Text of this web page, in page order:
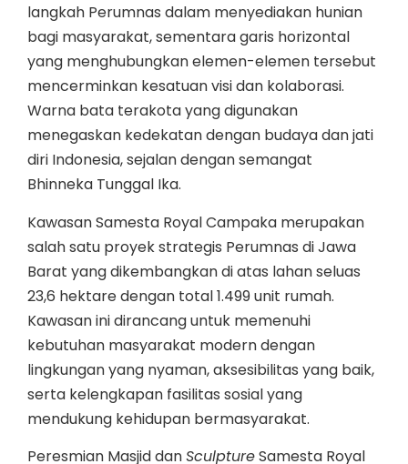
langkah Perumnas dalam menyediakan hunian
bagi masyarakat, sementara garis horizontal
yang menghubungkan elemen-elemen tersebut
mencerminkan kesatuan visi dan kolaborasi.
Warna bata terakota yang digunakan
menegaskan kedekatan dengan budaya dan jati
diri Indonesia, sejalan dengan semangat
Bhinneka Tunggal Ika.
Kawasan Samesta Royal Campaka merupakan
salah satu proyek strategis Perumnas di Jawa
Barat yang dikembangkan di atas lahan seluas
23,6 hektare dengan total 1.499 unit rumah.
Kawasan ini dirancang untuk memenuhi
kebutuhan masyarakat modern dengan
lingkungan yang nyaman, aksesibilitas yang baik,
serta kelengkapan fasilitas sosial yang
mendukung kehidupan bermasyarakat.
Peresmian Masjid danSculptureSamesta Royal